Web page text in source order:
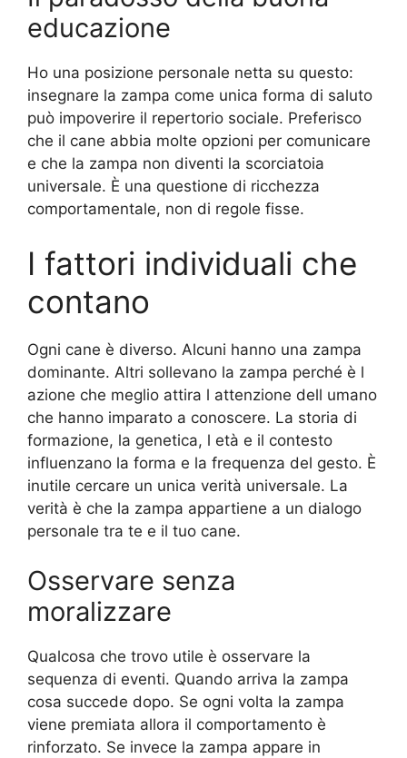
educazione
Ho una posizione personale netta su questo:
insegnare la zampa come unica forma di saluto
può impoverire il repertorio sociale. Preferisco
che il cane abbia molte opzioni per comunicare
e che la zampa non diventi la scorciatoia
universale. È una questione di ricchezza
comportamentale, non di regole fisse.
I fattori individuali che
contano
Ogni cane è diverso. Alcuni hanno una zampa
dominante. Altri sollevano la zampa perché è l
azione che meglio attira l attenzione dell umano
che hanno imparato a conoscere. La storia di
formazione, la genetica, l età e il contesto
influenzano la forma e la frequenza del gesto. È
inutile cercare un unica verità universale. La
verità è che la zampa appartiene a un dialogo
personale tra te e il tuo cane.
Osservare senza
moralizzare
Qualcosa che trovo utile è osservare la
sequenza di eventi. Quando arriva la zampa
cosa succede dopo. Se ogni volta la zampa
viene premiata allora il comportamento è
rinforzato. Se invece la zampa appare in